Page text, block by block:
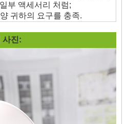
부 액세서리 처럼;
귀하의 요구를 충족.
사진: